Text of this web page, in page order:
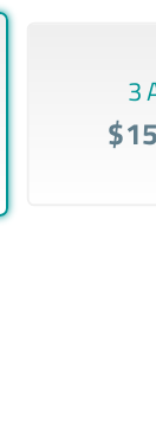
3